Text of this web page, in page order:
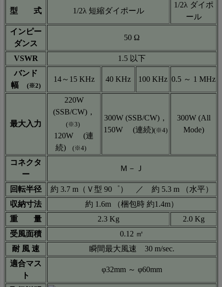
型 式 1/2λ 短縮ダイポール
1/2λ ダイポ
ール
インピー
ダンス
50 Ω
VSWR
1.5 以下
バンド
幅 (※2)
14～15 KHz 40 KHz 100 KHz 0.5 ～ 1 MHz
最大入力
220W
(SSB/CW)，
(※3)
120W (連
続)(※4)
300W (SSB/CW)，
150W (連続)(※4)
300W (All
Mode)
コネクタ
ー
Ｍ－Ｊ
回転半径
約 3.7 m（Ｖ型 90゜） ／ 約 5.3 m （水平）
収納寸法
約 1.6m （梱包時 約1.4m）
重 量
2.3 Kg
2.0 Kg
受風面積
0.12 ㎡
耐 風 速
瞬間最大風速 30 m/sec.
適合マス
ト
φ32mm ～ φ60mm